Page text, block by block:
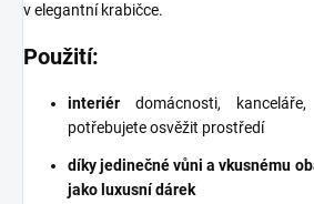
v elegantní krabičce.
Použití:
interiér domácnosti,
potřebujete osvěžit prostředí
díky jedinečné vůni a vkusnému
jako luxusní dárek